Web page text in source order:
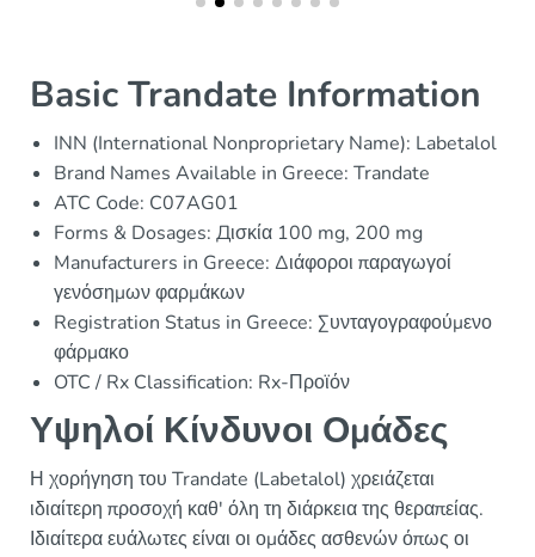
Basic Trandate Information
INN (International Nonproprietary Name): Labetalol
Brand Names Available in Greece: Trandate
ATC Code: C07AG01
Forms & Dosages: Дισκία 100 mg, 200 mg
Manufacturers in Greece: Διάφοροι παραγωγοί
γενόσημων φαρμάκων
Registration Status in Greece: Συνταγογραφούμενο
φάρμακο
OTC / Rx Classification: Rx-Προϊόν
Υψηλοί Κίνδυνοι Ομάδες
Η χορήγηση του Trandate (Labetalol) χρειάζεται
ιδιαίτερη προσοχή καθ' όλη τη διάρκεια της θεραπείας.
Ιδιαίτερα ευάλωτες είναι οι ομάδες ασθενών όπως οι